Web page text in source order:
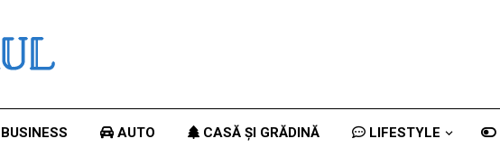
BUSINESS AUTO CASĂ ȘI GRĂDINĂ LIFESTYLE